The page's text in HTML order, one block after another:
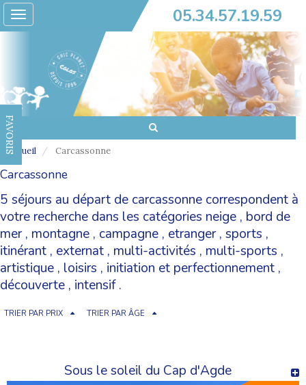
Toggle
navigation
05.34.57.19.59
FAVORIS
Accueil Carcassonne
Carcassonne
5 séjours au départ de carcassonne correspondent à
votre recherche dans les catégories neige , bord de
mer, montagne , campagne , etranger, sports ,
itinérant , externat , multi-activités , multi-sports ,
artistique , loisirs , initiation et perfectionnement ,
découverte , intensif.
TRIER PAR PRIX TRIER PAR ÂGE
Sous le soleil du Cap d'Agde